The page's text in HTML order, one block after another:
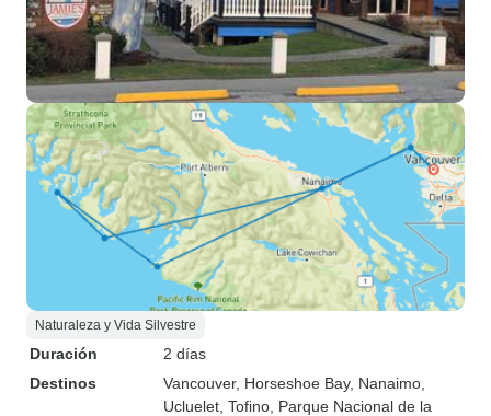
Naturaleza y Vida Silvestre
Duración
2 días
Destinos
Vancouver, Horseshoe Bay, Nanaimo
Ucluelet , Tofino , Parque Nacional de la